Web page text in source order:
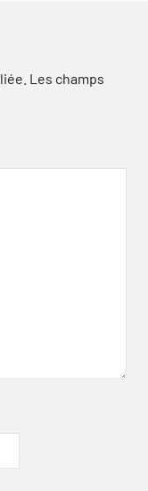
Les champs